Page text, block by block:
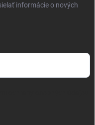
informácie o nových